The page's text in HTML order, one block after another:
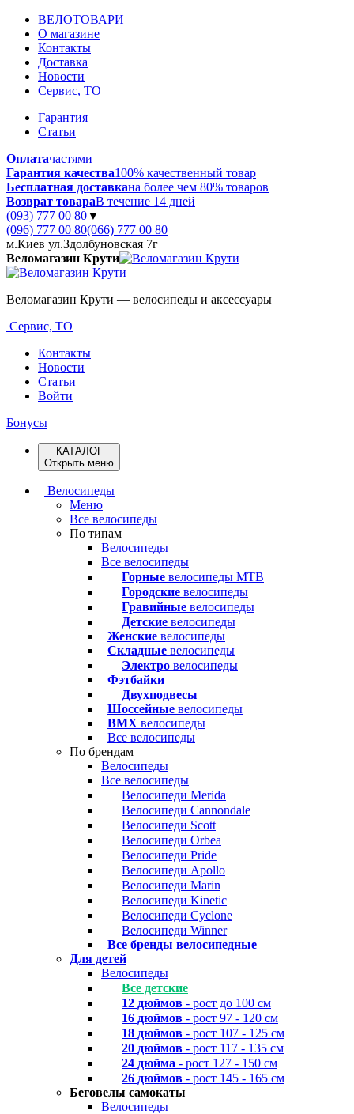
ВЕЛОТОВАРИ
О магазине
Контакты
Доставка
Новости
Сервис, ТО
Гарантия
Статьи
Оплатачастями
Гарантия качества100% качественный товар
Бесплатная доставкана более чем 80% товаров
Возврат товараВ течение 14 дней
(093) 777 00 80▼
(096) 777 00 80(066) 777 00 80
м.Киев ул.Здолбуновская 7г
Веломагазин Крути
Веломагазин Крути — велосипеды и аксессуары
Сервис, ТО
Контакты
Новости
Статьи
Войти
Бонусы
КАТАЛОГ
Открыть меню
Велосипеды
Меню
Все велосипеды
По типам
Велосипеды
Все велосипеды
Горные велосипеды MTB
Городские велосипеды
Гравийные велосипеды
Детские велосипеды
Женские велосипеды
Складные велосипеды
Электро велосипеды
Фэтбайки
Двухподвесы
Шоссейные велосипеды
BMX велосипеды
Все велосипеды
По брендам
Велосипеды
Все велосипеды
Велосипеди Merida
Велосипеди Cannondale
Велосипеди Scott
Велосипеди Orbea
Велосипеди Pride
Велосипеди Apollo
Велосипеди Marin
Велосипеди Kinetic
Велосипеди Cyclone
Велосипеди Winner
Все бренды велосипедные
Для детей
Велосипеды
Все детские
12 дюймов - рост до 100 см
16 дюймов - рост 97 - 120 см
18 дюймов - рост 107 - 125 см
20 дюймов - рост 117 - 135 см
24 дюйма - рост 127 - 150 см
26 дюймов - рост 145 - 165 см
Беговелы самокаты
Велосипеды